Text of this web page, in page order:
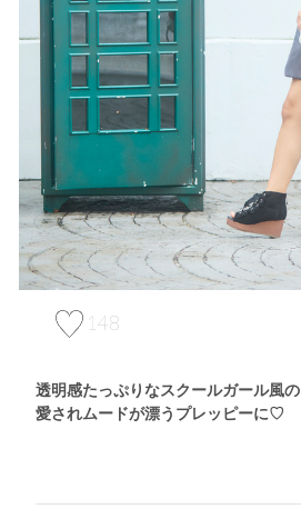
148
透明感たっぷりなスクールガール風の
愛されムードが漂うプレッピーに♡